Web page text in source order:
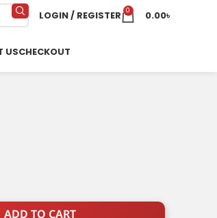
LOGIN / REGISTER 0 0.00৳
USCHECKOUT